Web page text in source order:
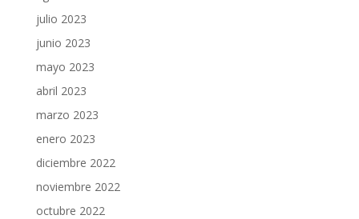
julio 2023
junio 2023
mayo 2023
abril 2023
marzo 2023
enero 2023
diciembre 2022
noviembre 2022
octubre 2022